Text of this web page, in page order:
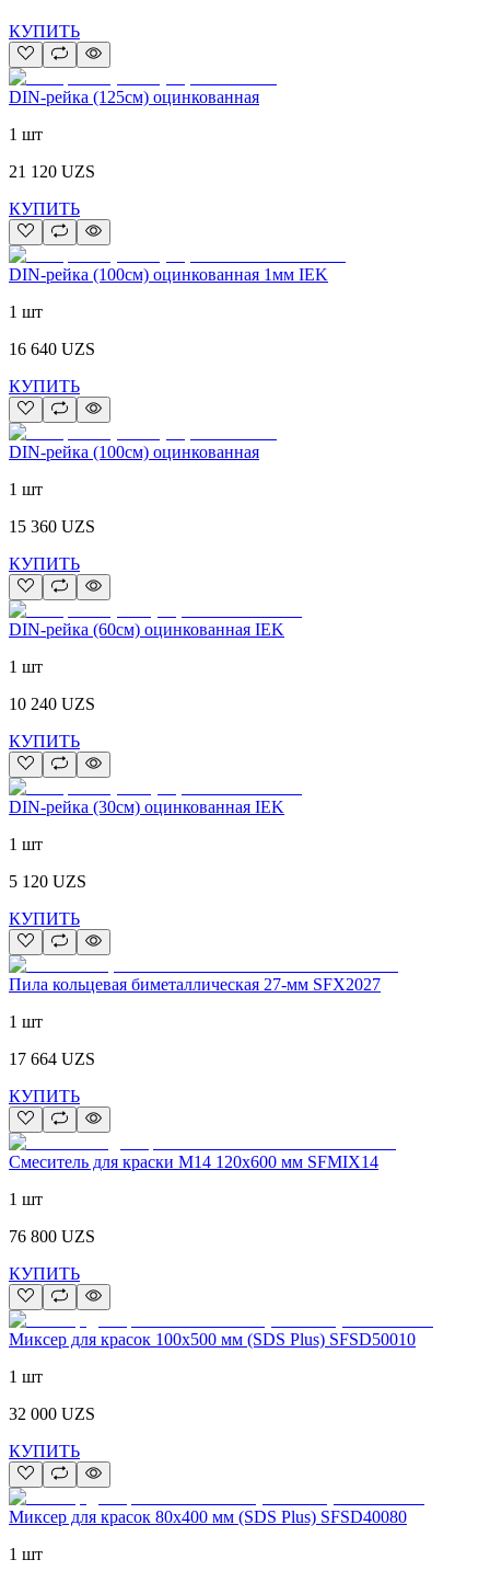
КУПИТЬ
DIN-рейка (125см) оцинкованная
1 шт
21 120 UZS
КУПИТЬ
DIN-рейка (100см) оцинкованная 1мм IEK
1 шт
16 640 UZS
КУПИТЬ
DIN-рейка (100см) оцинкованная
1 шт
15 360 UZS
КУПИТЬ
DIN-рейка (60см) оцинкованная IEK
1 шт
10 240 UZS
КУПИТЬ
DIN-рейка (30см) оцинкованная IEK
1 шт
5 120 UZS
КУПИТЬ
Пила кольцевая биметаллическая 27-мм SFX2027
1 шт
17 664 UZS
КУПИТЬ
Смеситель для краски M14 120x600 мм SFMIX14
1 шт
76 800 UZS
КУПИТЬ
Миксер для красок 100x500 мм (SDS Plus) SFSD50010
1 шт
32 000 UZS
КУПИТЬ
Миксер для красок 80x400 мм (SDS Plus) SFSD40080
1 шт